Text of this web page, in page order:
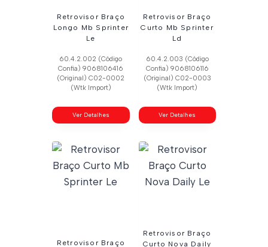
Retrovisor Braço
Longo Mb Sprinter
Le
60.4.2.002 (Código
Confia) 9068106416
(Original) C02-0002
(Wtk Import)
Ver Detalhes
Retrovisor Braço
Curto Mb Sprinter
Ld
60.4.2.003 (Código
Confia) 9068106116
(Original) C02-0003
(Wtk Import)
Ver Detalhes
Retrovisor Braço
Retrovisor Braço
Curto Nova Daily